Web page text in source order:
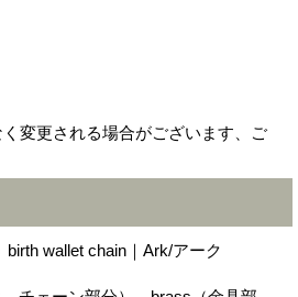
変更される場合がございます、ご
wallet chain｜Ark/アーク